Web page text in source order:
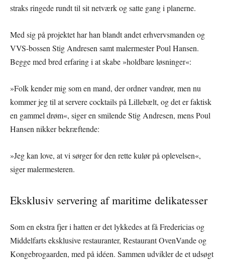
straks ringede rundt til sit netværk og satte gang i planerne.
Med sig på projektet har han blandt andet erhvervsmanden og
VVS-bossen Stig Andresen samt malermester Poul Hansen.
Begge med bred erfaring i at skabe »holdbare løsninger«:
»Folk kender mig som en mand, der ordner vandrør, men nu
kommer jeg til at servere cocktails på Lillebælt, og det er faktisk
en gammel drøm«, siger en smilende Stig Andresen, mens Poul
Hansen nikker bekræftende:
»Jeg kan love, at vi sørger for den rette kulør på oplevelsen«,
siger malermesteren.
Eksklusiv servering af maritime delikatesser
Som en ekstra fjer i hatten er det lykkedes at få Fredericias og
Middelfarts eksklusive restauranter, Restaurant OvenVande og
Kongebrogaarden, med på idéen. Sammen udvikler de et udsøgt